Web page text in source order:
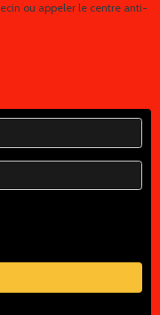
ou appeler le centre anti-